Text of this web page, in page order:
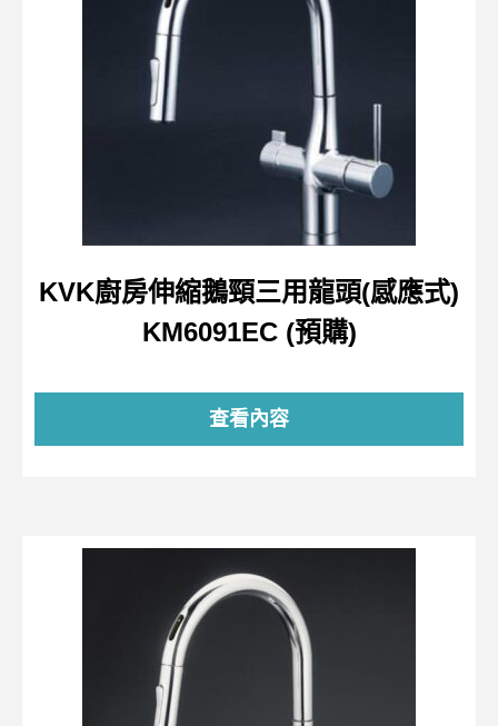
KVK廚房伸縮鵝頸三用龍頭(感應式)
KM6091EC (預購)
查看內容